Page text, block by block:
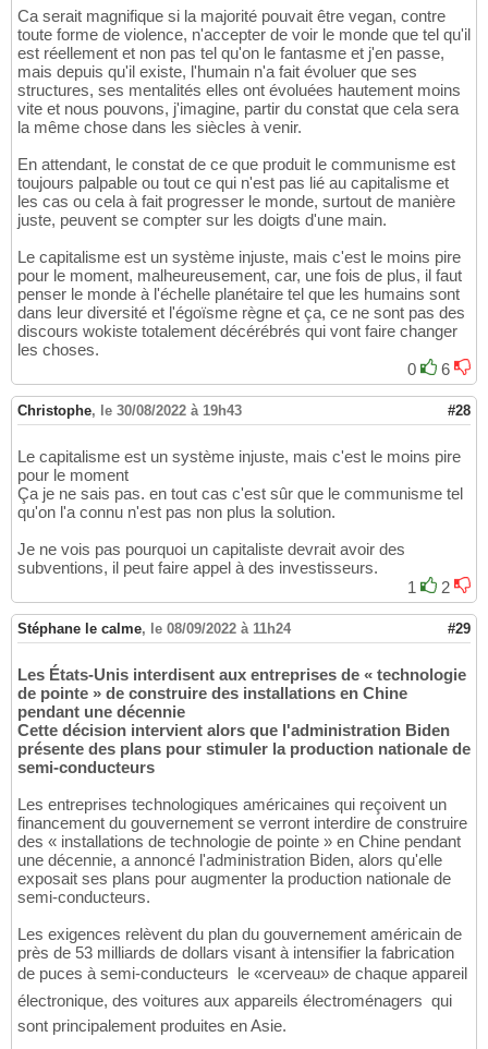
Ca serait magnifique si la majorité pouvait être vegan, contre
toute forme de violence, n'accepter de voir le monde que tel qu'il
est réellement et non pas tel qu'on le fantasme et j'en passe,
mais depuis qu'il existe, l'humain n'a fait évoluer que ses
structures, ses mentalités elles ont évoluées hautement moins
vite et nous pouvons, j'imagine, partir du constat que cela sera
la même chose dans les siècles à venir.
En attendant, le constat de ce que produit le communisme est
toujours palpable ou tout ce qui n'est pas lié au capitalisme et
les cas ou cela à fait progresser le monde, surtout de manière
juste, peuvent se compter sur les doigts d'une main.
Le capitalisme est un système injuste, mais c'est le moins pire
pour le moment, malheureusement, car, une fois de plus, il faut
penser le monde à l'échelle planétaire tel que les humains sont
dans leur diversité et l'égoïsme règne et ça, ce ne sont pas des
discours wokiste totalement décérébrés qui vont faire changer
les choses.
0
6
Christophe, le 30/08/2022 à 19h43 #28
Le capitalisme est un système injuste, mais c'est le moins pire
pour le moment
Ça je ne sais pas. en tout cas c'est sûr que le communisme tel
qu'on l'a connu n'est pas non plus la solution.
Je ne vois pas pourquoi un capitaliste devrait avoir des
subventions, il peut faire appel à des investisseurs.
1
2
Stéphane le calme, le 08/09/2022 à 11h24 #29
Les États-Unis interdisent aux entreprises de « technologie
de pointe » de construire des installations en Chine
pendant une décennie
Cette décision intervient alors que l'administration Biden
présente des plans pour stimuler la production nationale de
semi-conducteurs
Les entreprises technologiques américaines qui reçoivent un
financement du gouvernement se verront interdire de construire
des « installations de technologie de pointe » en Chine pendant
une décennie, a annoncé l'administration Biden, alors qu'elle
exposait ses plans pour augmenter la production nationale de
semi-conducteurs.
Les exigences relèvent du plan du gouvernement américain de
près de 53 milliards de dollars visant à intensifier la fabrication
de puces à semi-conducteurs  le «cerveau» de chaque appareil
électronique, des voitures aux appareils électroménagers  qui
sont principalement produites en Asie.